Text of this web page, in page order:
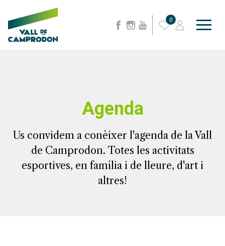
0
Agenda
Us convidem a conèixer l'agenda de la Vall
de Camprodon. Totes les activitats
esportives, en família i de lleure, d'art i
altres!